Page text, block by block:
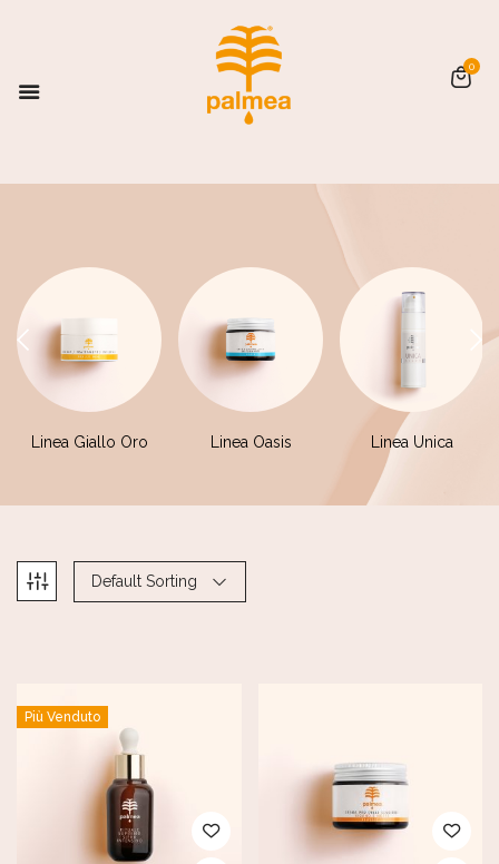
0
Linea Giallo Oro Linea Oasis Linea Unica
Default Sorting
Più Venduto